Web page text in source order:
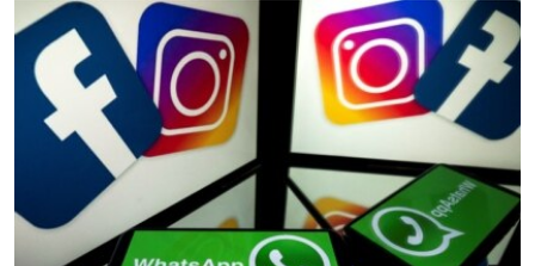
ویدیوها
فرهنگ و زندگی
حقوق شهروندی
اقتصادی
علم و فناوری
اسرائیل در جنگ
بایگانی برنامه‌های تلویزیونی
مستندها
انتخابات ریاست جمهوری آمریکا ۲۰۲۴
حمله جمهوری اسلامی به اسرائیل
رمز مهسا
ورزش زنان در ایران
یادگیری زبان انگلیسی
دنبال کنید
زبانهای مختلف